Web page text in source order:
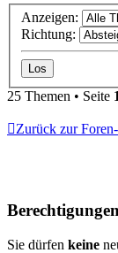
Anzeigen:
Richtung:
25 Themen • Seite
Zurück zur
Sie dürfen keine